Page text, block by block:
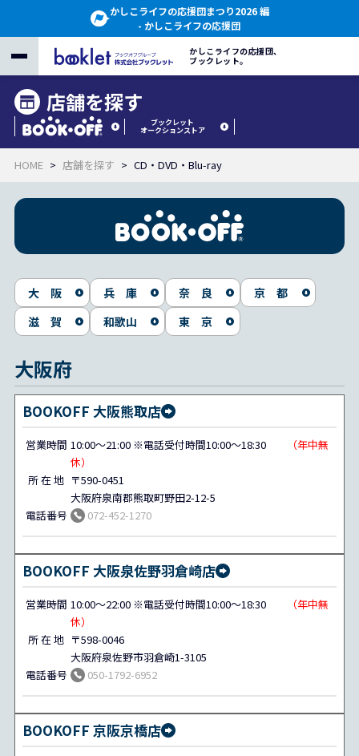
かしこライフの応援団まつり2026 編
- かしこライフの応援団
かしこライフの応援団、
ブックレット。
店舗を探す
ブックレット
オークションストア
HOME 店舗を探す CD・DVD・Blu-ray
大 阪 兵 庫 奈 良
京 都
滋 賀
和歌山 東 京
大阪府
BOOKOFF 大阪熊取店
営業時間 10:00～21:00 ※電話受付時間10:00～18:30
（年中無
休）
所 在 地 〒590-0451
大阪府泉南郡熊取町野田2-12-5
電話番号
072-452-1270
BOOKOFF 大阪泉佐野羽倉崎店
営業時間 10:00～22:00 ※電話受付時間10:00～18:30
（年中無
休）
所 在 地 〒598-0046
大阪府泉佐野市羽倉崎1-3105
電話番号
050-1792-6952
BOOKOFF 京阪京橋店